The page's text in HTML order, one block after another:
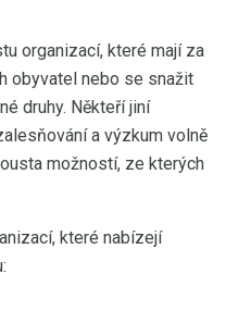
organizací, které mají za
obyvatel nebo se snažit
druhy. Někteří jiní
a výzkum volně
možností, ze kterých
které nabízejí